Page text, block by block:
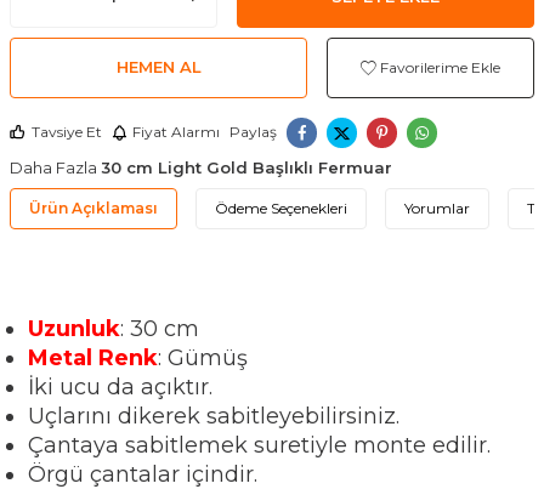
HEMEN AL Favorilerime Ekle
Tavsiye Et Fiyat Alarmı Paylaş
Daha Fazla 30 cm Light Gold Başlıklı Fermuar
Ürün Açıklaması Ödeme Seçenekleri Yorumlar
Uzunluk: 30 cm
Metal Renk: Gümüş
İki ucu da açıktır.
Uçlarını dikerek sabitleyebilirsiniz.
Çantaya sabitlemek suretiyle monte edilir.
Örgü çantalar içindir.